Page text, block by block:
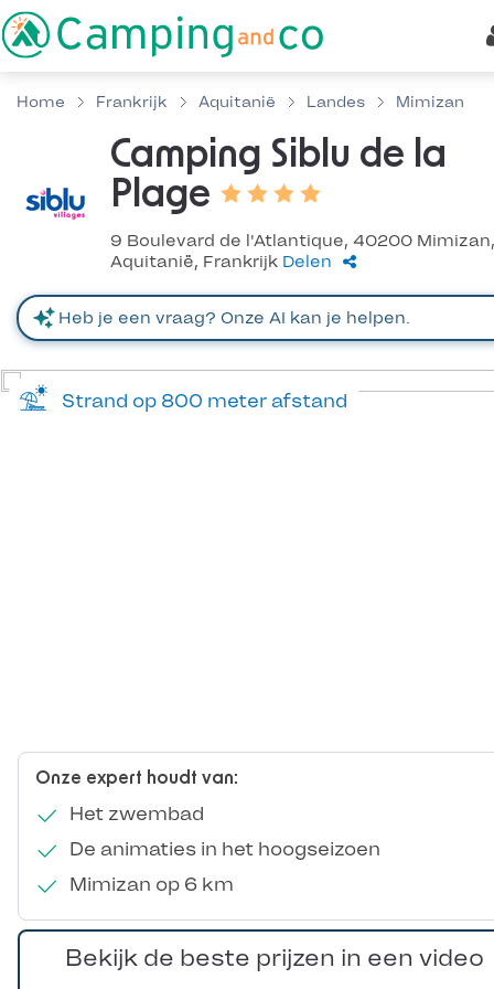
Home Frankrijk Aquitanië Landes Mimizan
Camping Siblu de la
Plage
9 Boulevard de l'Atlantique, 40200 Mimizan,
Aquitanië, Frankrijk Delen
Onze expert houdt van:
Het zwembad
De animaties in het hoogseizoen
Mimizan op 6 km
Strand op 800 meter afstand
Bekijk de beste prijzen in een video